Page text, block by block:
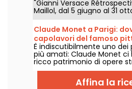
"Gianni Versace
Maillol, dal 5 giugno al 31
barocco e overdose di
moda retrò promette colori
all'altezza della leggenda.
Claude Monet a Parigi:
capolavori del famoso
impressionista nella
È indiscutibilmente uno
più amati: Claude Monet ci
ricco patrimonio di opere
molte delle quali sono
Parigi. Seguite la guida!
Affina la